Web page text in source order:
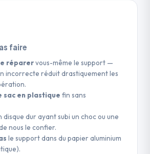
faire
réparervous-même le support —
incorrecte réduit drastiquement les
sac en plastique fin sans
disque dur ayant subi un choc ou une
nous le confier.
le support dans du papier aluminium